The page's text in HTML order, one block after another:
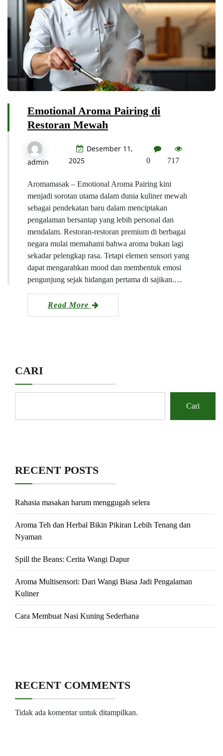
Emotional Aroma Pairing di
Restoran Mewah
admin
Desember 11,
2025
0 717
Aromamasak – Emotional Aroma Pairing kini
menjadi sorotan utama dalam dunia kuliner mewah
sebagai pendekatan baru dalam menciptakan
pengalaman bersantap yang lebih personal dan
mendalam. Restoran-restoran premium di berbagai
negara mulai memahami bahwa aroma bukan lagi
sekadar pelengkap rasa. Tetapi elemen sensori yang
dapat mengarahkan mood dan membentuk emosi
pengunjung sejak hidangan pertama di sajikan.…
Read More
CARI
Cari
RECENT POSTS
Rahasia masakan harum menggugah selera
Aroma Teh dan Herbal Bikin Pikiran Lebih Tenang dan
Nyaman
Spill the Beans: Cerita Wangi Dapur
Aroma Multisensori: Dari Wangi Biasa Jadi Pengalaman
Kuliner
Cara Membuat Nasi Kuning Sederhana
RECENT COMMENTS
Tidak ada komentar untuk ditampilkan.